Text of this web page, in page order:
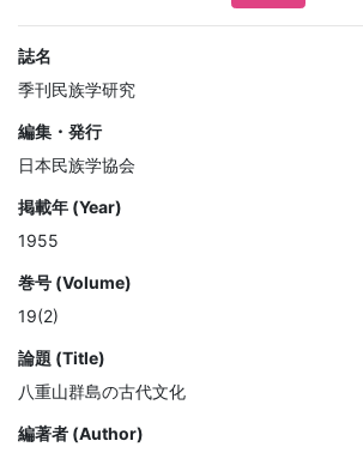
誌名
季刊民族学研究
編集・発行
日本民族学協会
掲載年 (Year)
1955
巻号 (Volume)
19(2)
論題 (Title)
八重山群島の古代文化
編著者 (Author)